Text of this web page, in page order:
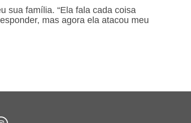
sua família. “Ela fala cada coisa
mas agora ela atacou meu